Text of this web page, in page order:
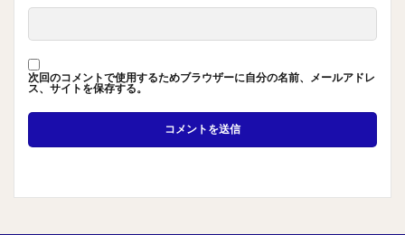
次回のコメントで使用するためブラウザーに自分の名前、メールアドレ
ス、サイトを保存する。